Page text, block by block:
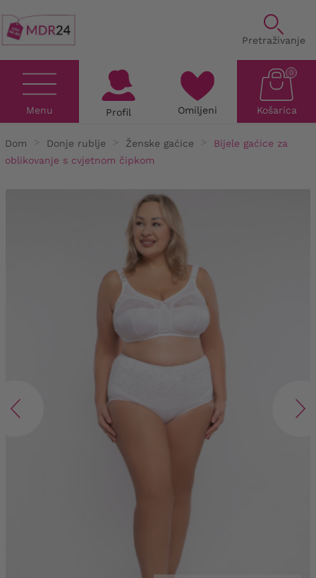
Pretraživanje
Menu Profil Omiljeni Košarica
0
Dom Donje rublje Ženske gaćice
Bijele gaćice za
oblikovanje s cvjetnom čipkom